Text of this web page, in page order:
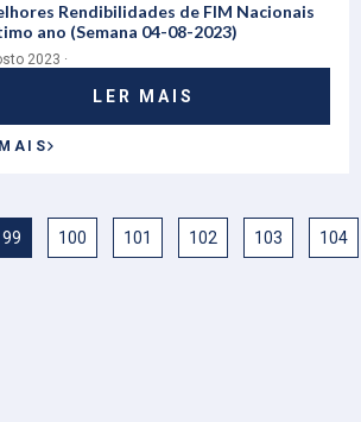
Rendibilidades de FIM Nacionais
ano (Semana 04-08-2023)
2023 ·
LER MAIS
99 100 101 102 103 104